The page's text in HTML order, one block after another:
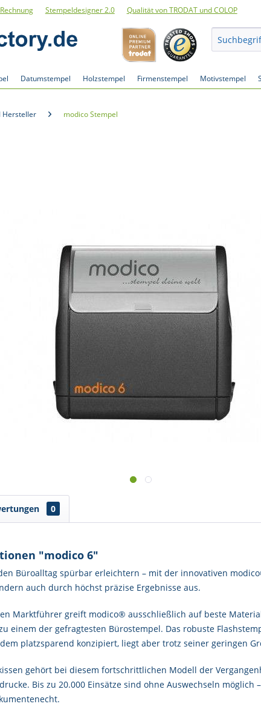
Stempeldesigner 2.0 Qualität von TRODAT und COLOP
Datumstempel Holzstempel Firmenstempel Motivstempel
Hersteller modico Stempel
0
"modico 6"
Büroalltag spürbar erleichtern – mit der innovativen
auch durch höchst präzise Ergebnisse aus.
Marktführer greift modico® ausschließlich auf beste
einem der gefragtesten Bürostempel. Das robuste
platzsparend konzipiert, liegt aber trotz seiner geringen
gehört bei diesem fortschrittlichen Modell der
Bis zu 20.000 Einsätze sind ohne Auswechseln